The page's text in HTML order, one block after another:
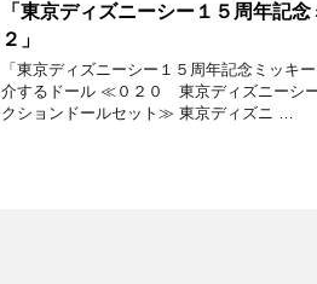
「東京ディズニーシー１５周年記
２」
「東京ディズニーシー１５周年記念ミッ
介するドール ≪０２０ 東京ディズニーシ
クションドールセット≫ 東京ディズニ …